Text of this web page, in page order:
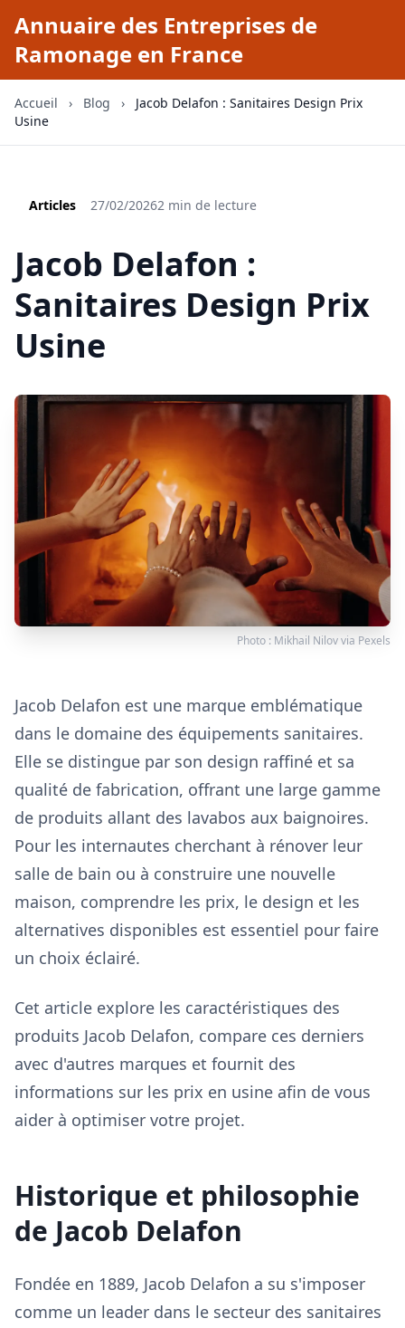
Annuaire des Entreprises de
Ramonage en France
Accueil › Blog ›
Jacob Delafon : Sanitaires Design Prix
Usine
Articles 27/02/20262 min de lecture
Jacob Delafon :
Sanitaires Design Prix
Usine
Photo : Mikhail Nilovvia Pexels
Jacob Delafon est une marque emblématique
dans le domaine des équipements sanitaires.
Elle se distingue par son design raffiné et sa
qualité de fabrication, offrant une large gamme
de produits allant des lavabos aux baignoires.
Pour les internautes cherchant à rénover leur
salle de bain ou à construire une nouvelle
maison, comprendre les prix, le design et les
alternatives disponibles est essentiel pour faire
un choix éclairé.
Cet article explore les caractéristiques des
produits Jacob Delafon, compare ces derniers
avec d'autres marques et fournit des
informations sur les prix en usine afin de vous
aider à optimiser votre projet.
Historique et philosophie
de Jacob Delafon
Fondée en 1889, Jacob Delafon a su s'imposer
comme un leader dans le secteur des sanitaires